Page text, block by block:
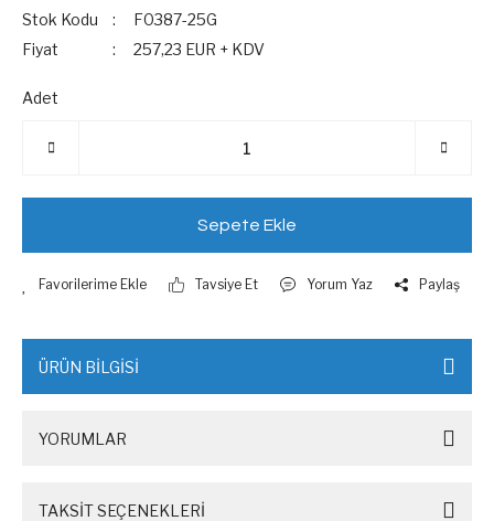
Stok Kodu
F0387-25G
Fiyat
257,23 EUR + KDV
Adet
Sepete Ekle
Tavsiye Et Yorum Yaz Paylaş
ÜRÜN BİLGİSİ
YORUMLAR
TAKSİT SEÇENEKLERİ